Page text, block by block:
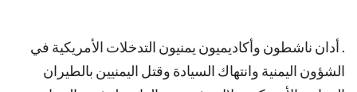
. أدان ناشطون وأكاديميون يمنيون التدخلات الأمريكية في
الشؤون اليمنية وانتهاك السيادة وقتل اليمنيين بالطيران